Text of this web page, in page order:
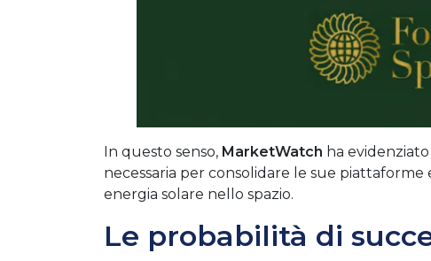
In questo senso, MarketWatch ha
necessaria per consolidare le sue
energia solare nello spazio.
Le probabilità di